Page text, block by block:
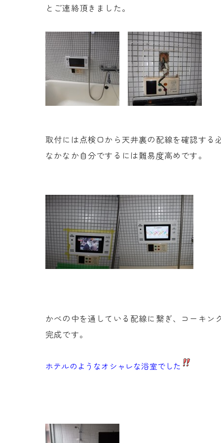
とご連絡頂きました。
取付には点検口から天井裏の配線を確認する
なかなか自分でするには難易度高めです。
かべの中を通している配線に繋ぎ、コーキン
完成です。
ホテルのようなオシャレな浴室でした